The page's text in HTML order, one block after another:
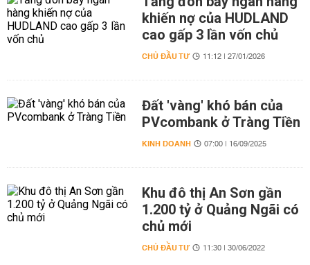
khiến nợ của HUDLAND
cao gấp 3 lần vốn chủ
CHỦ ĐẦU TƯ 11:12 | 27/01/2026
Đất 'vàng' khó bán của
PVcombank ở Tràng Tiền
KINH DOANH 07:00 | 16/09/2025
Khu đô thị An Sơn gần
1.200 tỷ ở Quảng Ngãi có
chủ mới
CHỦ ĐẦU TƯ 11:30 | 30/06/2022